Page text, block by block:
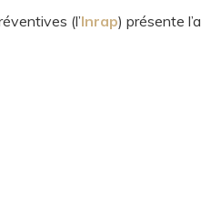
(l’Inrap) présente